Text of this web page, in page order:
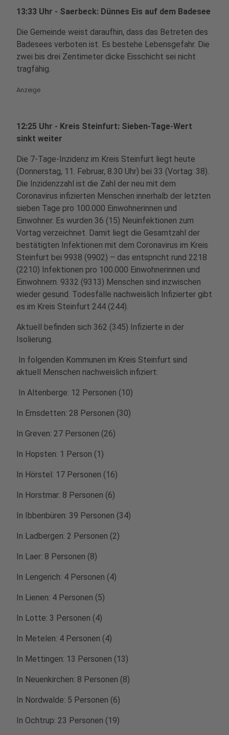
13:33 Uhr - Saerbeck: Dünnes Eis auf dem Badesee
Die Gemeinde weist daraufhin, dass das Betreten des
Badesees verboten ist. Es bestehe Lebensgefahr. Die
zwei bis drei Zentimeter dicke Eisschicht sei nicht
tragfähig.
Anzeige
12:25 Uhr - Kreis Steinfurt: Sieben-Tage-Wert
sinkt weiter
Die 7-Tage-Inzidenz im Kreis Steinfurt liegt heute
(Donnerstag, 11. Februar, 8.30 Uhr) bei 33 (Vortag: 38).
Die Inzidenzzahl ist die Zahl der neu mit dem
Coronavirus infizierten Menschen innerhalb der letzten
sieben Tage pro 100.000 Einwohnerinnen und
Einwohner. Es wurden 36 (15) Neuinfektionen zum
Vortag verzeichnet. Damit liegt die Gesamtzahl der
bestätigten Infektionen mit dem Coronavirus im Kreis
Steinfurt bei 9938 (9902) – das entspricht rund 2218
(2210) Infektionen pro 100.000 Einwohnerinnen und
Einwohnern. 9332 (9313) Menschen sind inzwischen
wieder gesund. Todesfälle nachweislich Infizierter gibt
es im Kreis Steinfurt 244 (244).
Aktuell befinden sich 362 (345) Infizierte in der
Isolierung.
In folgenden Kommunen im Kreis Steinfurt sind
aktuell Menschen nachweislich infiziert:
In Altenberge: 12 Personen (10)
In Emsdetten: 28 Personen (30)
In Greven: 27 Personen (26)
In Hopsten: 1 Person (1)
In Hörstel: 17 Personen (16)
In Horstmar: 8 Personen (6)
In Ibbenbüren: 39 Personen (34)
In Ladbergen: 2 Personen (2)
In Laer: 8 Personen (8)
In Lengerich: 4 Personen (4)
In Lienen: 4 Personen (5)
In Lotte: 3 Personen (4)
In Metelen: 4 Personen (4)
In Mettingen: 13 Personen (13)
In Neuenkirchen: 8 Personen (8)
In Nordwalde: 5 Personen (6)
In Ochtrup: 23 Personen (19)